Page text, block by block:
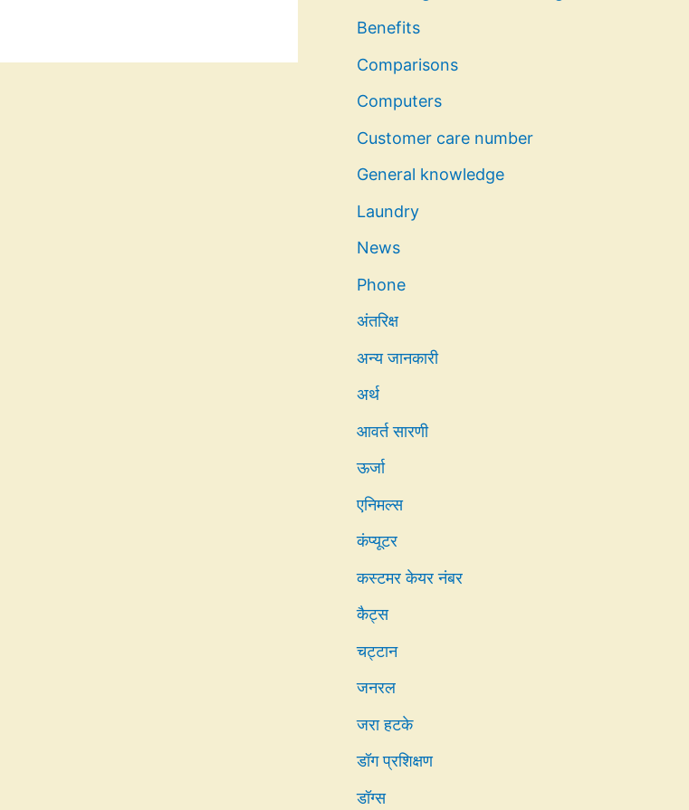
Benefits
Comparisons
Computers
Customer care number
General knowledge
Laundry
News
Phone
अंतरिक्ष
अन्य जानकारी
अर्थ
आवर्त सारणी
ऊर्जा
एनिमल्स
कंप्यूटर
कस्टमर केयर नंबर
कैट्स
चट्टान
जनरल
जरा हटके
डॉग प्रशिक्षण
डॉग्स